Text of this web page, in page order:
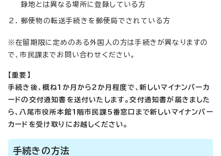
録地とは異なる場所に登録している方
郵便物の転送手続きを郵便局でされている方
※在留期限に定めのある外国人の方は手続きが異なりますの
で、市民課までお問い合わせください。
【重要】
手続き後、概ね1か月から2か月 程度で、新しいマイナンバーカ
ードの交付通知書を送付いたします。交付通知書が届きました
ら、八尾市役所本館1階市民課5番窓口まで新しいマイナンバー
カードを受け取りにお越しください。
手続きの方法